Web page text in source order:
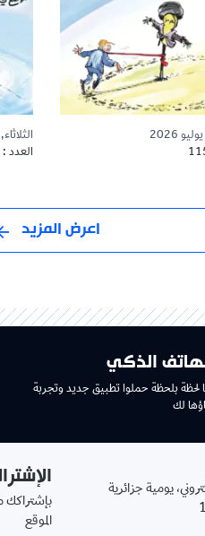
الثلاثاء, 14 يوليو 2026
العدد : 11510
اعرض المزيد
الذكي
لحظة بلحظة حملوا تطبيق جديد وتجربة
لك
يومية جزائرية
بإشتراكك
الموقع